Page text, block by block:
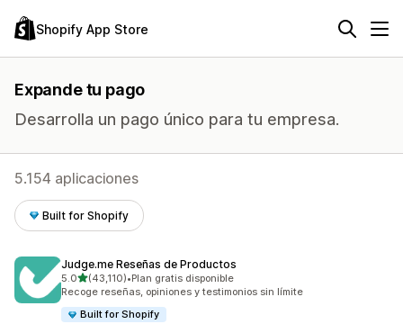
Shopify App Store
Expande tu pago
Desarrolla un pago único para tu empresa.
5.154 aplicaciones
Built for Shopify
Judge.me Reseñas de Productos
5.0de 5 estrellas
(43,110)
43110 reseñas en total
•Plan gratis disponible
Recoge reseñas, opiniones y testimonios sin límite
Built for Shopify